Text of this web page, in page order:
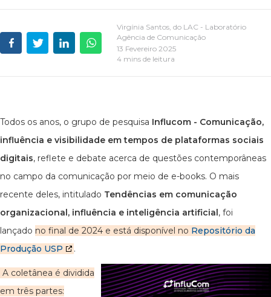
Virgínia Santos, do LAC - Laboratório
Agência de Comunicação
13 Fevereiro 2025
4 mins de leitura
Todos os anos, o grupo de pesquisa Influcom - Comunicação,
influência e visibilidade em tempos de plataformas sociais
digitais, reflete e debate acerca de questões contemporâneas
no campo da comunicação por meio de e-books. O mais
recente deles, intitulado Tendências em comunicação
organizacional, influência e inteligência artificial, foi
lançado no final de 2024 e está disponível no Repositório da
Produção USP
.
A coletânea é dividida
em três partes: